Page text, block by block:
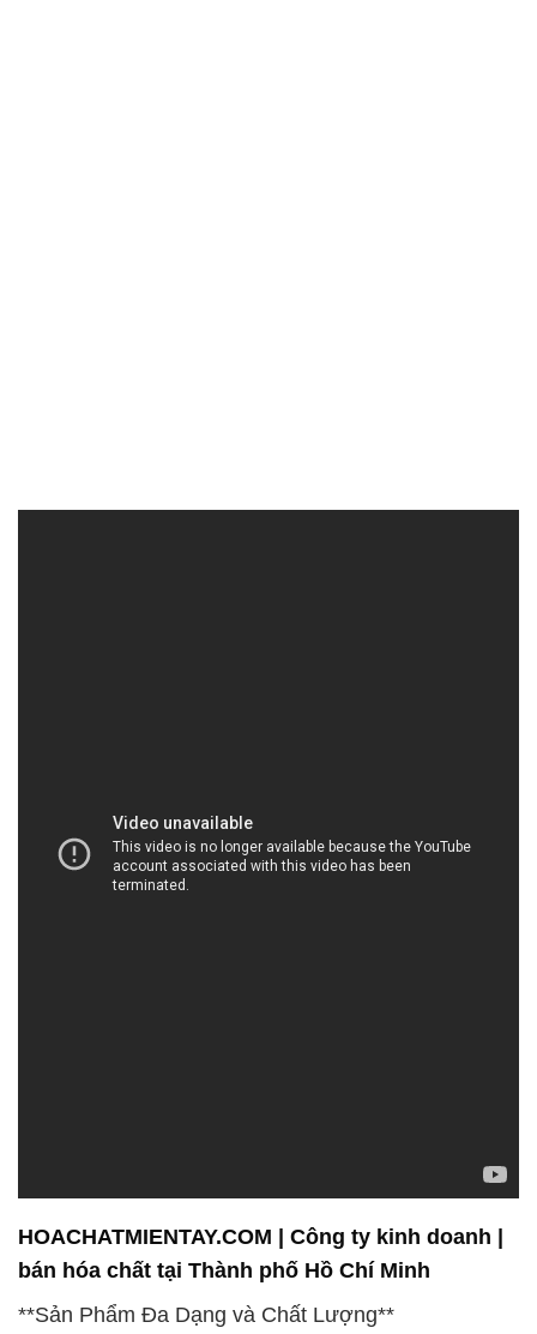
trong những đơn vị hàng đầu về sản phẩm hóa chất
đa dạng và chất lượng. Chúng tôi cung cấp một loạt
các sản phẩm hóa chất công nghiệp, bao gồm các